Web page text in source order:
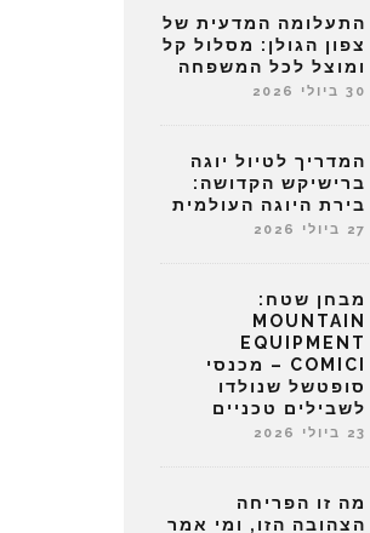
התעלומה המדעית של
צפון הגולן: מסלול קל
ומוצל לכל המשפחה
30 ביולי 2026
המדריך לטיול יוגה
ברישיקש הקדושה:
בירת היוגה העולמית
27 ביולי 2026
מבחן שטח:
MOUNTAIN
EQUIPMENT
COMICI – מכנסי
סופטשל שנולדו
לשבילים טכניים
23 ביולי 2026
מה זו הפריחה
הצהובה הזו, ומי אמר